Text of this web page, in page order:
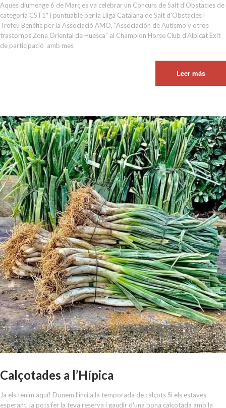
Aques diumenge 6 de Març es va celebrar un Concurs de Salt d'Obstacles de
categoria CST1* i puntuable per la Lliga Catalana de Salt d'Obstacles i
Trofeu Benèfic per la Associació AMO, "Associación de Autismo y otros
trastornos Zona Oriental de Huesca" al Champion Horse Club d'Alpicat Êxit
de participació amb mes
Leer más
Calçotades a l’Hípica
Ja els tenim aquí! Donem l’inci a la temporada de calçots Si els estaves
esperant, ja pots fer la teva reserva i gaudir d'una bona calçotada amb la